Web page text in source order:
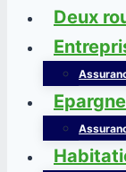
Deux
Epargne